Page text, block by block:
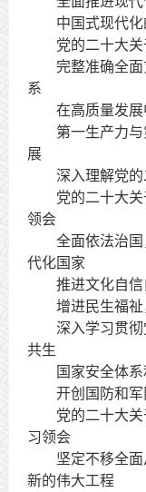
中国式现代化
党的二十大关
完整准确全面
系
在高质量发展
第一生产力与
展
深入理解党的
党的二十大关
领会
全面依法治国
代化国家
推进文化自信
增进民生福祉
深入学习贯彻
共生
国家安全体系
开创国防和军
党的二十大关
习领会
坚定不移全面
新的伟大工程